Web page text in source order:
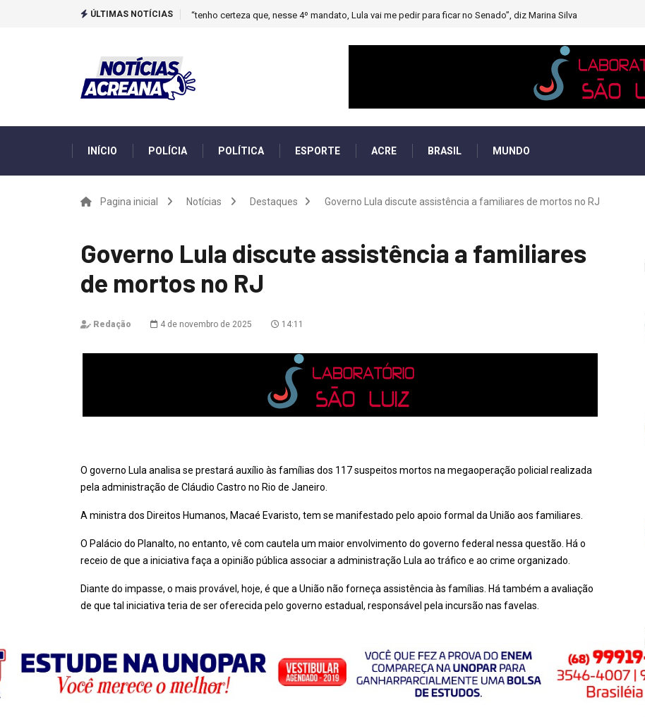
ÚLTIMAS NOTÍCIAS “tenho certeza que, nesse 4º mandato, Lula vai me pedir para ficar no Senado”, diz Marina Silva
INÍCIO POLÍCIA POLÍTICA ESPORTE ACRE BRASIL MUNDO
Pagina inicial Notícias Destaques Governo Lula discute assistência a familiares de mortos no RJ
Governo Lula discute assistência a familiares
de mortos no RJ
Redação 4 de novembro de 2025 14:11
O governo Lula analisa se prestará auxílio às famílias dos 117 suspeitos mortos na megaoperação policial realizada
pela administração de Cláudio Castro no Rio de Janeiro.
A ministra dos Direitos Humanos, Macaé Evaristo, tem se manifestado pelo apoio formal da União aos familiares.
O Palácio do Planalto, no entanto, vê com cautela um maior envolvimento do governo federal nessa questão. Há o
receio de que a iniciativa faça a opinião pública associar a administração Lula ao tráfico e ao crime organizado.
Diante do impasse, o mais provável, hoje, é que a União não forneça assistência às famílias. Há também a avaliação
de que tal iniciativa teria de ser oferecida pelo governo estadual, responsável pela incursão nas favelas.